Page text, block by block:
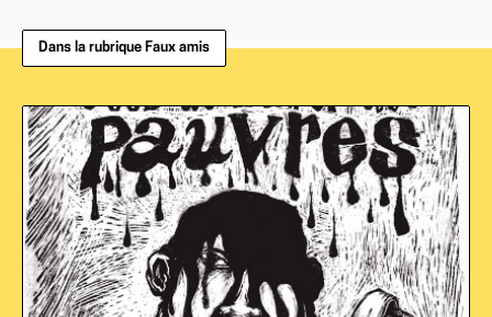
Dans la rubrique Faux amis